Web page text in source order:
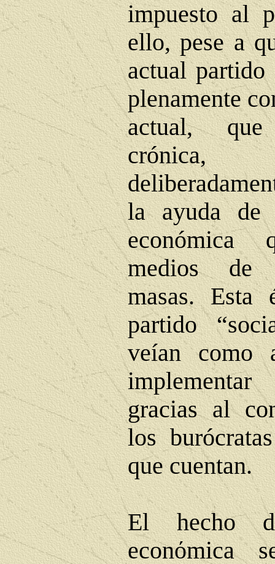
impuesto al
ello, pese a
actual
plenamente
actual,
crónica,
la ayuda
económica
medios de
masas.
partido
veían como
gracias al
los
que cuentan.
El hecho
econόmica